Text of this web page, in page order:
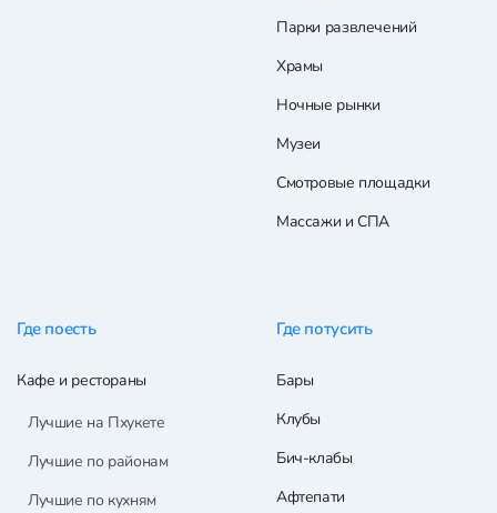
Парки развлечений
Храмы
Ночные рынки
Музеи
Смотровые площадки
Массажи и СПА
Где поесть
Кафе и рестораны
Лучшие на Пхукете
Лучшие по районам
Лучшие по кухням
Где потусить
Бары
Клубы
Бич-клабы
Афтепати